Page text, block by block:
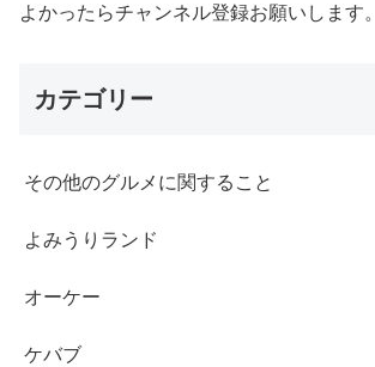
よかったらチャンネル登録お願いします。
カテゴリー
その他のグルメに関すること
よみうりランド
オーケー
ケバブ